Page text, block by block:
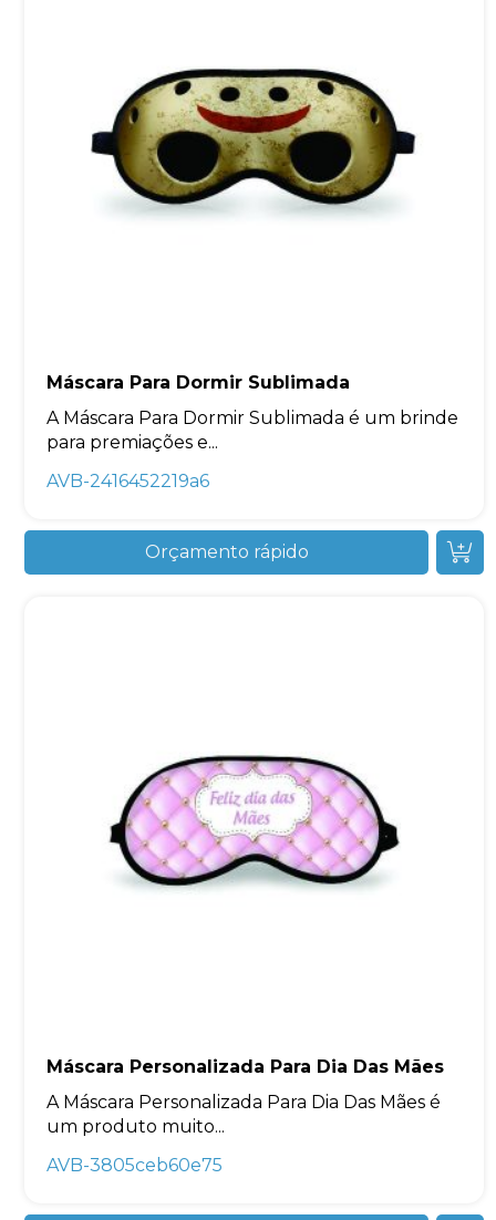
Máscara Para Dormir Sublimada
A Máscara Para Dormir Sublimada é um brinde
para premiações e...
AVB-2416452219a6
Orçamento rápido
Máscara Personalizada Para Dia Das Mães
A Máscara Personalizada Para Dia Das Mães é
um produto muito...
AVB-3805ceb60e75